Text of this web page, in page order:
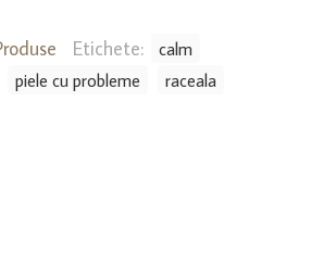
Etichete:
calm
piele cu probleme
raceala